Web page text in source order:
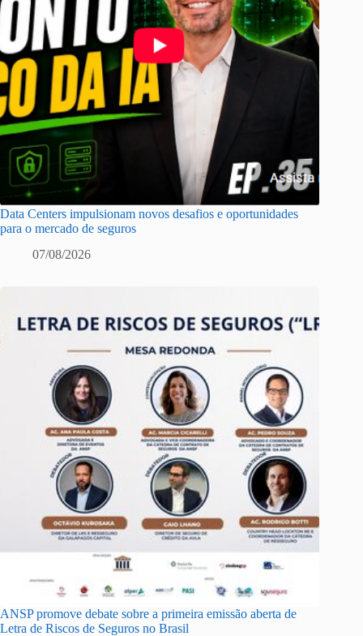
Data Centers impulsionam novos desafios e oportunidades
para o mercado de seguros
07/08/2026
ANSP promove debate sobre a primeira emissão aberta de
Letra de Riscos de Seguros no Brasil